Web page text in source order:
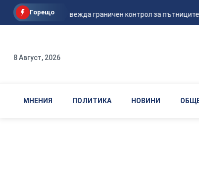
Горещо
Испания въвежда граничен контрол за пътниците
8 Август, 2026
МНЕНИЯ ПОЛИТИКА НОВИНИ